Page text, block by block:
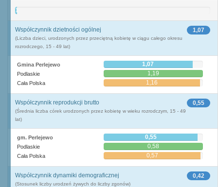
1
1,07
Współczynnik dzietności ogólnej
(Liczba dzieci, urodzonych przez przeciętną kobietę w ciągu całego okresu
rozrodczego, 15 - 49 lat)
Gmina Perlejewo 1,07
Podlaskie 1,19
Cała Polska 1,16
0,55
Współczynnik reprodukcji brutto
(Średnia liczba córek urodzonych przez kobietę w wieku rozrodczym, 15 - 49
lat)
gm. Perlejewo 0,55
Podlaskie 0,58
Cała Polska 0,57
0,42
Współczynnik dynamiki demograficznej
(Stosunek liczby urodzeń żywych do liczby zgonów)